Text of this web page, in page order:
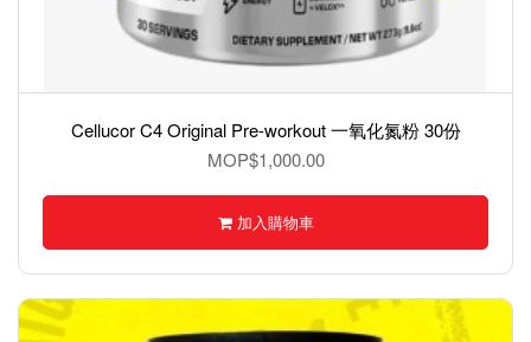
Cellucor C4 Original Pre-workout 一氧化氮粉 30份
MOP$1,000.00
加入購物車